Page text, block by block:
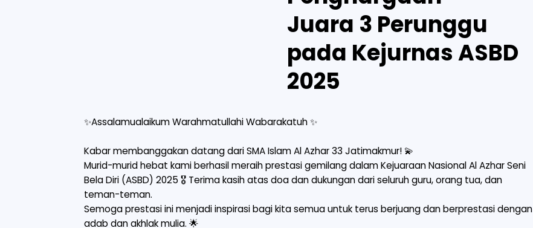
Juara 3 Perunggu
pada Kejurnas ASBD
2025
✨Assalamualaikum Warahmatullahi Wabarakatuh ✨
Kabar membanggakan datang dari SMA Islam Al Azhar 33 Jatimakmur! 💫
Murid-murid hebat kami berhasil meraih prestasi gemilang dalam Kejuaraan Nasional Al Azhar Seni
Bela Diri (ASBD) 2025 🎖️ Terima kasih atas doa dan dukungan dari seluruh guru, orang tua, dan
teman-teman.
Semoga prestasi ini menjadi inspirasi bagi kita semua untuk terus berjuang dan berprestasi dengan
adab dan akhlak mulia. 🌟